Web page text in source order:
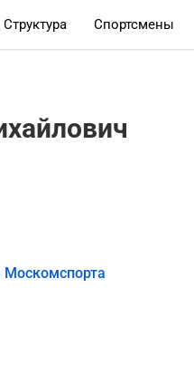
Структура Спортсмены